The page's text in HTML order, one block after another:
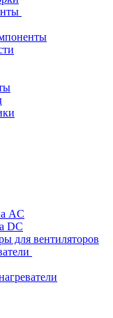
AC
DC
для вентиляторов